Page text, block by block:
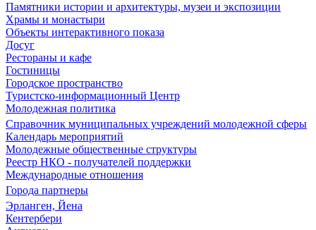
Памятники истории и архитектуры, музеи и экспозиции
Храмы и монастыри
Объекты интерактивного показа
Досуг
Рестораны и кафе
Гостиницы
Городское пространство
Туристско-информационный Центр
Молодежная политика
Справочник муниципальных учреждений молодежной сферы
Календарь мероприятий
Молодежные общественные структуры
Реестр НКО - получателей поддержки
Международные отношения
Города партнеры
Эрланген, Йена
Кентербери